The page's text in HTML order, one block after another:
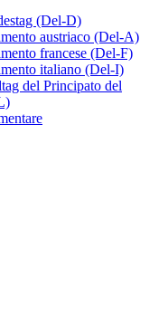
(Del-D)
austriaco (Del-A)
francese (Del-F)
italiano (Del-I)
del Principato del